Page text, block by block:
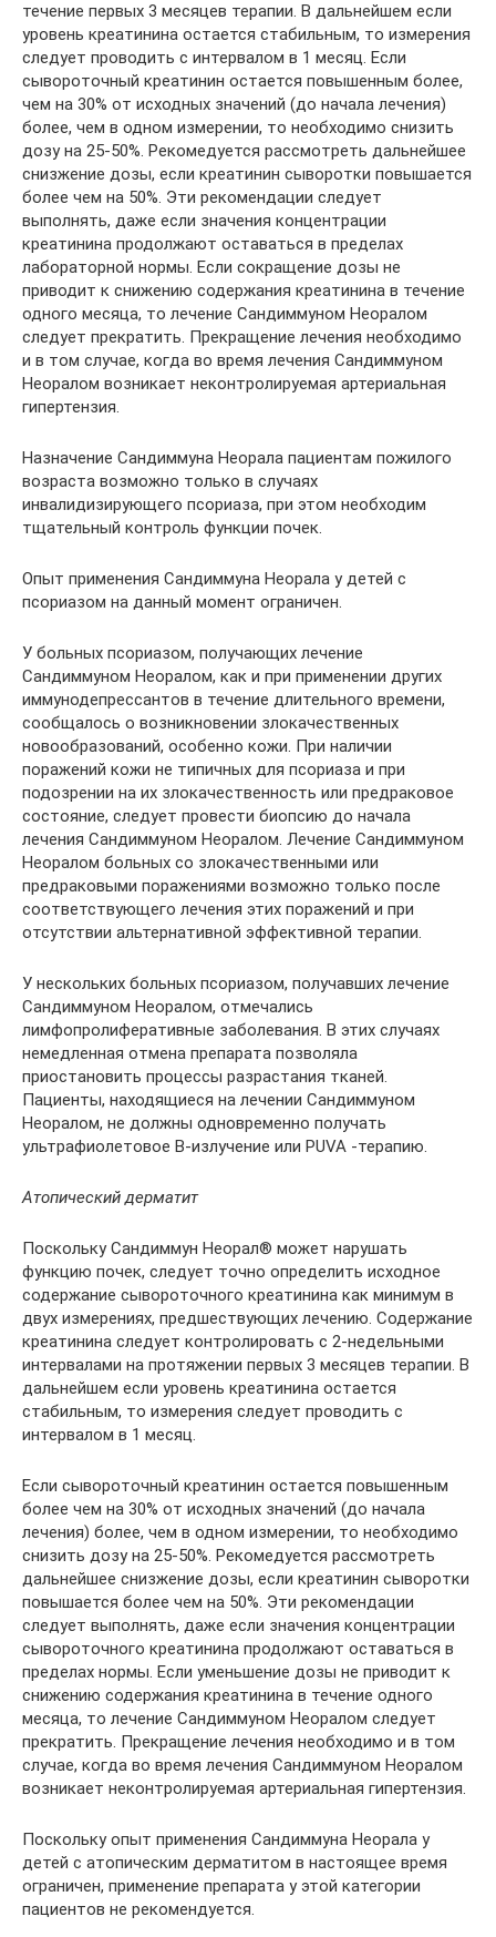
течение первых 3 месяцев терапии. В дальнейшем если
уровень креатинина остается стабильным, то измерения
следует проводить с интервалом в 1 месяц. Если
сывороточный креатинин остается повышенным более,
чем на 30% от исходных значений (до начала лечения)
более, чем в одном измерении, то необходимо снизить
дозу на 25-50%. Рекомедуется рассмотреть дальнейшее
снизжение дозы, если креатинин сыворотки повышается
более чем на 50%. Эти рекомендации следует
выполнять, даже если значения концентрации
креатинина продолжают оставаться в пределах
лабораторной нормы. Если сокращение дозы не
приводит к снижению содержания креатинина в течение
одного месяца, то лечение Сандиммуном Неоралом
следует прекратить. Прекращение лечения необходимо
и в том случае, когда во время лечения Сандиммуном
Неоралом возникает неконтролируемая артериальная
гипертензия.
Назначение Сандиммуна Неорала пациентам пожилого
возраста возможно только в случаях
инвалидизирующего псориаза, при этом необходим
тщательный контроль функции почек.
Опыт применения Сандиммуна Неорала у детей с
псориазом на данный момент ограничен.
У больных псориазом, получающих лечение
Сандиммуном Неоралом, как и при применении других
иммунодепрессантов в течение длительного времени,
сообщалось о возникновении злокачественных
новообразований, особенно кожи. При наличии
поражений кожи не типичных для псориаза и при
подозрении на их злокачественность или предраковое
состояние, следует провести биопсию до начала
лечения Сандиммуном Неоралом. Лечение Сандиммуном
Неоралом больных со злокачественными или
предраковыми поражениями возможно только после
соответствующего лечения этих поражений и при
отсутствии альтернативной эффективной терапии.
У нескольких больных псориазом, получавших лечение
Сандиммуном Неоралом, отмечались
лимфопролиферативные заболевания. В этих случаях
немедленная отмена препарата позволяла
приостановить процессы разрастания тканей.
Пациенты, находящиеся на лечении Сандиммуном
Неоралом, не должны одновременно получать
ультрафиолетовое В-излучение или PUVA -терапию.
Атопический дерматит
Поскольку Сандиммун Неорал® может нарушать
функцию почек, следует точно определить исходное
содержание сывороточного креатинина как минимум в
двух измерениях, предшествующих лечению. Содержание
креатинина следует контролировать с 2-недельными
интервалами на протяжении первых 3 месяцев терапии. В
дальнейшем если уровень креатинина остается
стабильным, то измерения следует проводить с
интервалом в 1 месяц.
Если сывороточный креатинин остается повышенным
более чем на 30% от исходных значений (до начала
лечения) более, чем в одном измерении, то необходимо
снизить дозу на 25-50%. Рекомедуется рассмотреть
дальнейшее снизжение дозы, если креатинин сыворотки
повышается более чем на 50%. Эти рекомендации
следует выполнять, даже если значения концентрации
сывороточного креатинина продолжают оставаться в
пределах нормы. Если уменьшение дозы не приводит к
снижению содержания креатинина в течение одного
месяца, то лечение Сандиммуном Неоралом следует
прекратить. Прекращение лечения необходимо и в том
случае, когда во время лечения Сандиммуном Неоралом
возникает неконтролируемая артериальная гипертензия.
Поскольку опыт применения Сандиммуна Неорала у
детей с атопическим дерматитом в настоящее время
ограничен, применение препарата у этой категории
пациентов не рекомендуется.